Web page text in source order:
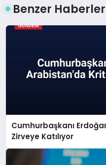
Benzer Haberler
Cumhurbaşkanı
Zirveye Katılıyor